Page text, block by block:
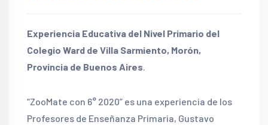
Experiencia Educativa del Nivel Primario del
Colegio Ward de Villa Sarmiento, Morón,
Provincia de Buenos Aires.
“ZooMate con 6° 2020” es una experiencia de los
Profesores de Enseñanza Primaria, Gustavo